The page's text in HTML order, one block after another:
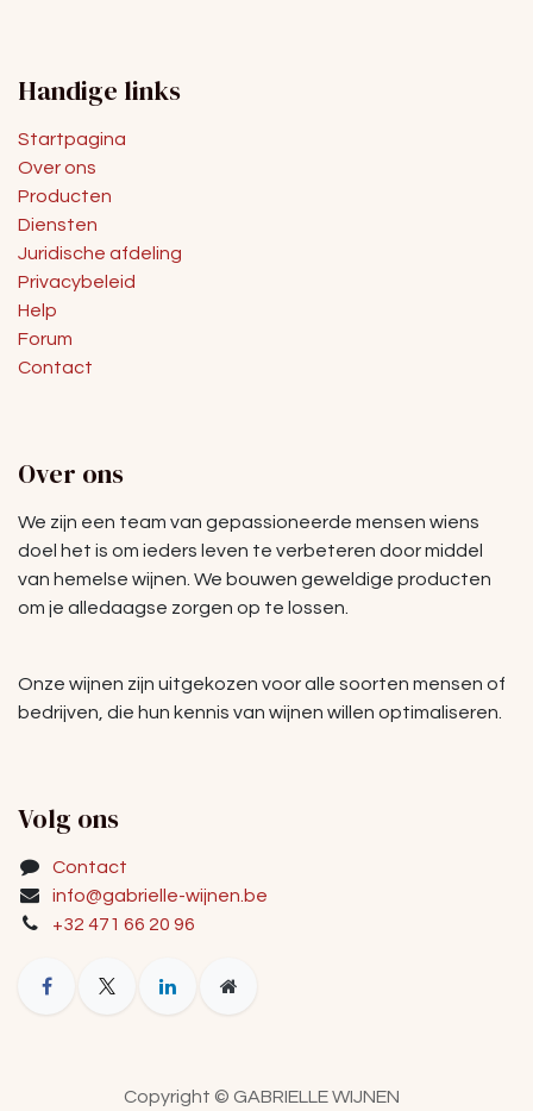
Handige links
Startpagina
Over ons
Producten
Diensten
Juridische afdeling
Privacybeleid
Help
Forum
Contact
Over ons
We zijn een team van gepassioneerde mensen wiens
doel het is om ieders leven te verbeteren door middel
van hemelse wijnen. We bouwen geweldige producten
om je alledaagse zorgen op te lossen.
Onze wijnen zijn uitgekozen voor alle soorten mensen of
bedrijven, die hun kennis van wijnen willen optimaliseren.
Volg ons
Contact
info@gabrielle-wijnen.be
+32 471 66 20 96
Copyright © GABRIELLE WIJNEN